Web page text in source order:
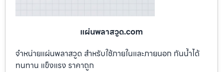
แผ่นพลาสวูด.com
จำหน่ายแผ่นพลาสวูด สำหรับใช้ภายในและภายนอก กันน้ำได้
ทนทาน แข็งแรง ราคาถูก